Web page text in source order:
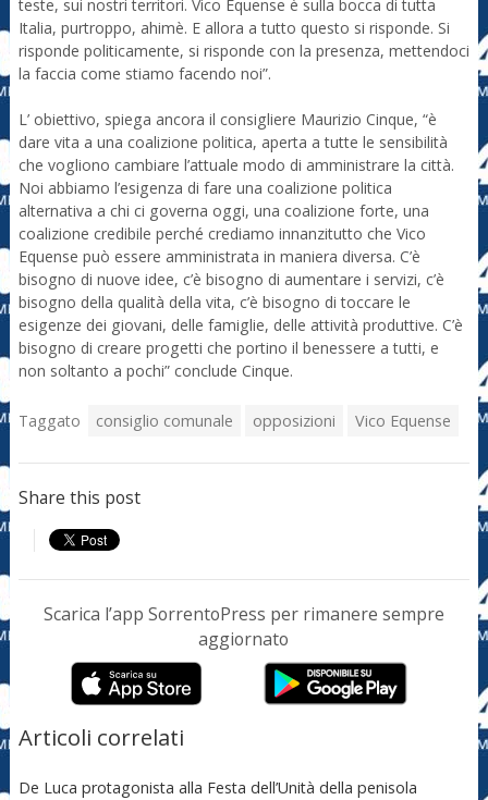
teste, sui nostri territori. Vico Equense è sulla bocca di tutta
Italia, purtroppo, ahimè. E allora a tutto questo si risponde. Si
risponde politicamente, si risponde con la presenza, mettendoci
la faccia come stiamo facendo noi”.
L’ obiettivo, spiega ancora il consigliere Maurizio Cinque, “è
dare vita a una coalizione politica, aperta a tutte le sensibilità
che vogliono cambiare l’attuale modo di amministrare la città.
Noi abbiamo l’esigenza di fare una coalizione politica
alternativa a chi ci governa oggi, una coalizione forte, una
coalizione credibile perché crediamo innanzitutto che Vico
Equense può essere amministrata in maniera diversa. C’è
bisogno di nuove idee, c’è bisogno di aumentare i servizi, c’è
bisogno della qualità della vita, c’è bisogno di toccare le
esigenze dei giovani, delle famiglie, delle attività produttive. C’è
bisogno di creare progetti che portino il benessere a tutti, e
non soltanto a pochi” conclude Cinque.
Taggato consiglio comunale opposizioni Vico Equense
Share this post
Scarica l’app SorrentoPress per rimanere sempre
aggiornato
Articoli correlati
De Luca protagonista alla Festa dell’Unità della penisola